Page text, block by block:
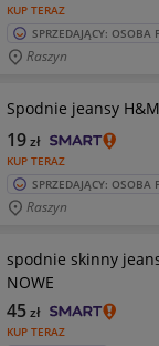
KUP TERAZ
SPRZEDAJĄCY: OSOBA
Raszyn
Spodnie jeansy
KUP TERAZ
19zł
SPRZEDAJĄCY: OSOBA
Raszyn
spodnie skinny
NOWE
KUP TERAZ
45zł